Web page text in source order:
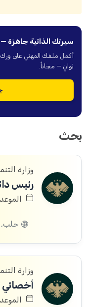
سيرتك الذاتية
أكمل ملفك المهني على ورك
ثوانٍ — مجاناً.
بحث
وزارة
رئيس
الموعد
وزارة
أخصائي
الموعد